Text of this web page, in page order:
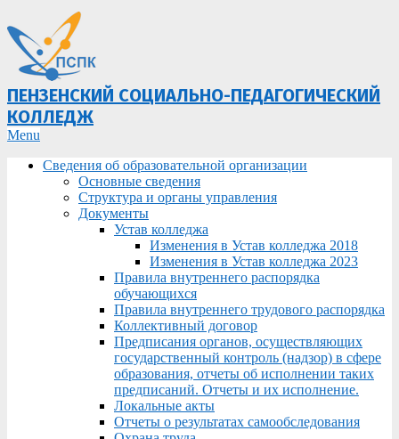
ПЕНЗЕНСКИЙ СОЦИАЛЬНО-ПЕДАГОГИЧЕСКИЙ
КОЛЛЕДЖ
Primary
Menu
Menu
Сведения об образовательной организации
Основные сведения
Структура и органы управления
Документы
Устав колледжа
Изменения в Устав колледжа 2018
Изменения в Устав колледжа 2023
Правила внутреннего распорядка
обучающихся
Правила внутреннего трудового распорядка
Коллективный договор
Предписания органов, осуществляющих
государственный контроль (надзор) в сфере
образования, отчеты об исполнении таких
предписаний. Отчеты и их исполнение.
Локальные акты
Отчеты о результатах самообследования